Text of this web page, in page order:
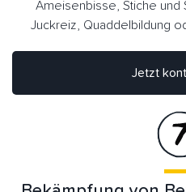
Jetzt
Ameisenbisse, Stiche
Juckreiz, Quaddelbildung